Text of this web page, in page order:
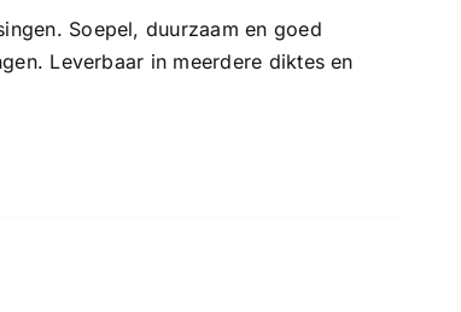
Soepel, duurzaam en goed
Leverbaar in meerdere diktes en